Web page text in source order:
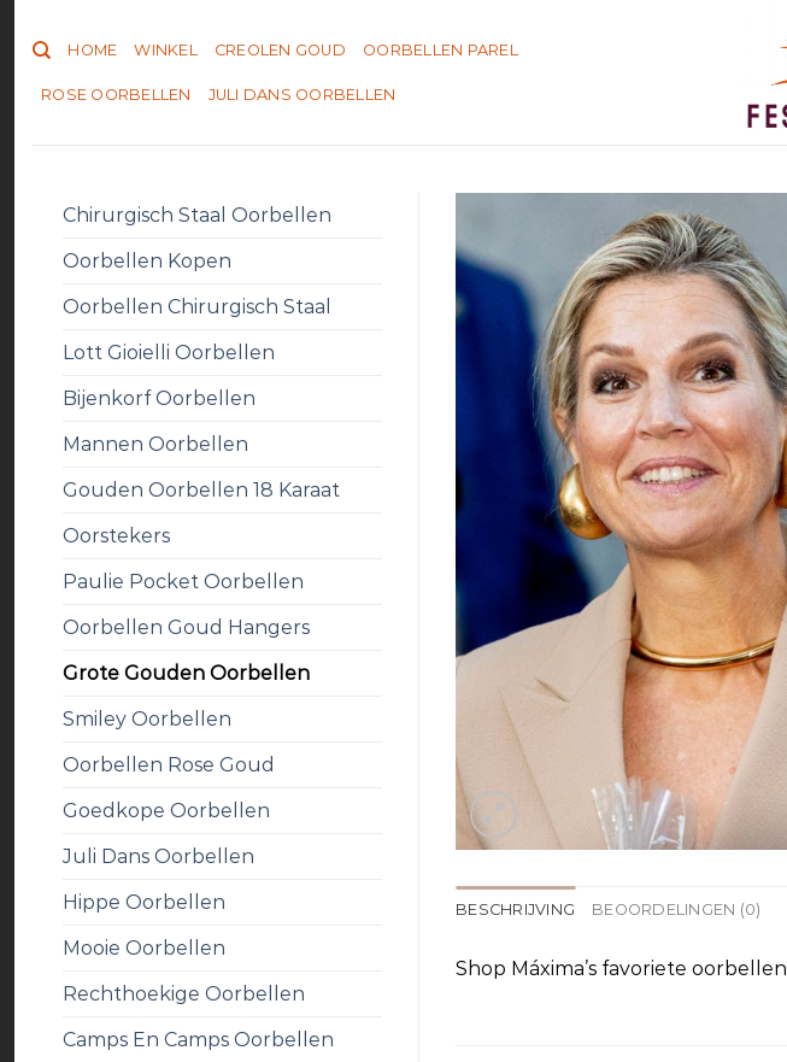
to
HOME WINKEL CREOLEN GOUD OORBELLEN PAREL
ROSE OORBELLEN JULI DANS OORBELLEN
Chirurgisch Staal Oorbellen
Oorbellen Kopen
Oorbellen Chirurgisch Staal
Lott Gioielli Oorbellen
Bijenkorf Oorbellen
Mannen Oorbellen
Gouden Oorbellen 18 Karaat
Oorstekers
Paulie Pocket Oorbellen
Oorbellen Goud Hangers
Grote Gouden Oorbellen
Smiley Oorbellen
Oorbellen Rose Goud
Goedkope Oorbellen
Juli Dans Oorbellen
Hippe Oorbellen
Mooie Oorbellen
Rechthoekige Oorbellen
Camps En Camps Oorbellen
BESCHRIJVING BEOORDELINGEN (0)
Shop Máxima’s favoriete oorbellen